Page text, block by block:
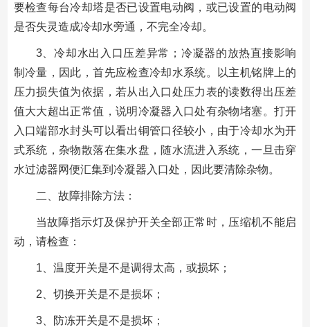
要检查每台冷却塔是否已设置电动阀，或已设置的电动阀
是否失灵造成冷却水旁通，不完全冷却。
3、冷却水出入口压差异常；冷凝器的放热直接影响
制冷量，因此，首先应检查冷却水系统。以主机铭牌上的
压力损失值为依据，若从出入口处压力表的读数得出压差
值大大超出正常值，说明冷凝器入口处有杂物堵塞。打开
入口端部水封头可以看出铜管口径较小，由于冷却水为开
式系统，杂物散落在集水盘，随水流进入系统，一旦击穿
水过滤器网便汇集到冷凝器入口处，因此要清除杂物。
二、故障排除方法：
当故障指示灯及保护开关全部正常时，压缩机不能启
动，请检查：
1、温度开关是不是调得太高，或损坏；
2、切换开关是不是损坏；
3、防冻开关是不是损坏；